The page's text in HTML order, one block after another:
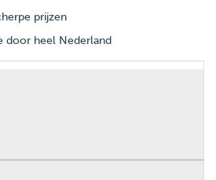
prijzen
door heel Nederland